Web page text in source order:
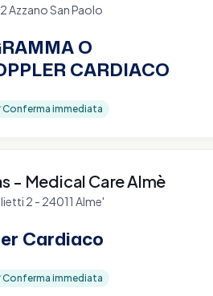
Azzano San Paolo
O
CARDIACO
Conferma immediata
- Medical Care Almè
2 - 24011 Alme'
Cardiaco
Conferma immediata